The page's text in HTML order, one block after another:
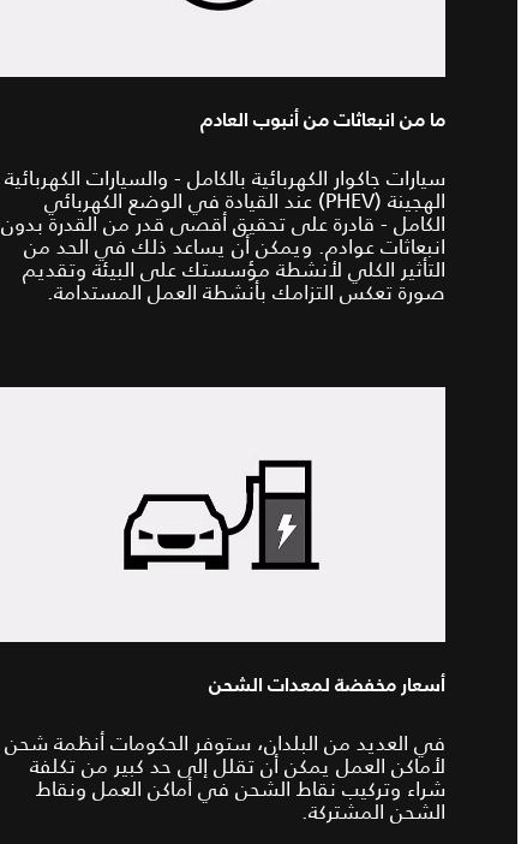
ما من انبعاثات من أنبوب العادم
سيارات جاكوار الكهربائية بالكامل - والسيارات الكهربائية
الهجينة (PHEV) عند القيادة في الوضع الكهربائي
الكامل - قادرة على تحقيق أقصى قدر من القدرة بدون
انبعاثات عوادم. ويمكن أن يساعد ذلك في الحد من
التأثير الكلي لأنشطة مؤسستك على البيئة وتقديم
صورة تعكس التزامك بأنشطة العمل المستدامة.
أسعار مخفضة لمعدات الشحن
في العديد من البلدان، ستوفر الحكومات أنظمة شحن
لأماكن العمل يمكن أن تقلل إلى حد كبير من تكلفة
شراء وتركيب نقاط الشحن في أماكن العمل ونقاط
الشحن المشتركة.